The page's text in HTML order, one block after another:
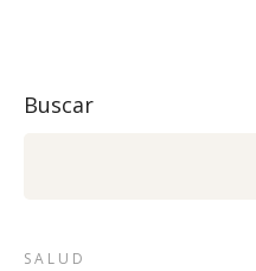
Buscar
SALUD